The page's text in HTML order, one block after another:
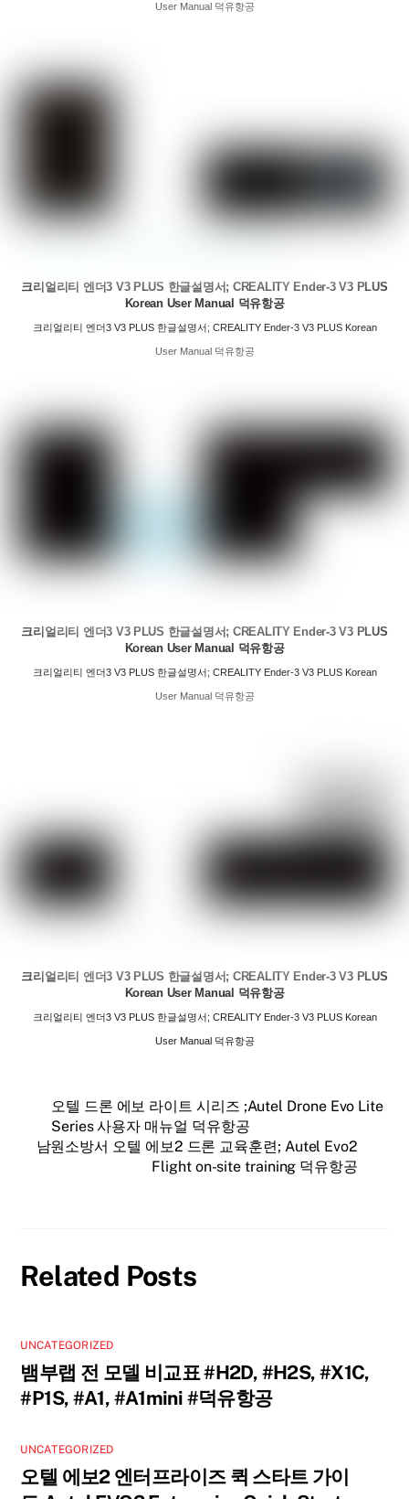
User Manual 덕유항공
크리얼리티 엔더3 V3 PLUS 한글설명서; CREALITY Ender-3 V3 PLUS
Korean User Manual 덕유항공
크리얼리티 엔더3 V3 PLUS 한글설명서; CREALITY Ender-3 V3 PLUS Korean
User Manual 덕유항공
크리얼리티 엔더3 V3 PLUS 한글설명서; CREALITY Ender-3 V3 PLUS
Korean User Manual 덕유항공
크리얼리티 엔더3 V3 PLUS 한글설명서; CREALITY Ender-3 V3 PLUS Korean
User Manual 덕유항공
크리얼리티 엔더3 V3 PLUS 한글설명서; CREALITY Ender-3 V3 PLUS
Korean User Manual 덕유항공
크리얼리티 엔더3 V3 PLUS 한글설명서; CREALITY Ender-3 V3 PLUS Korean
User Manual 덕유항공
오텔 드론 에보 라이트 시리즈 ;Autel Drone Evo Lite
Series 사용자 매뉴얼 덕유항공
남원소방서 오텔 에보2 드론 교육훈련; Autel Evo2
Flight on-site training 덕유항공
Related Posts
UNCATEGORIZED
뱀부랩 전 모델 비교표 #H2D, #H2S, #X1C,
#P1S, #A1, #A1mini #덕유항공
UNCATEGORIZED
오텔 에보2 엔터프라이즈 퀵 스타트 가이